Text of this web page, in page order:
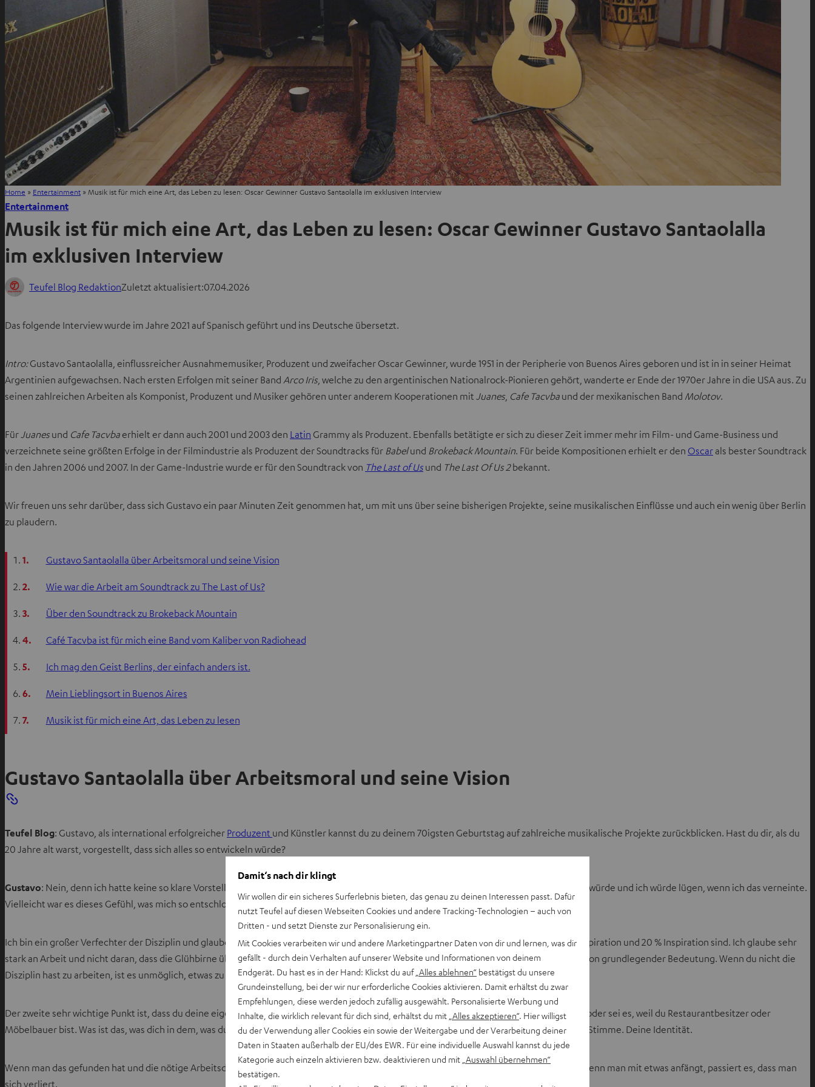
Home » Entertainment »Musik ist für mich eine Art, das Leben zu lesen: Oscar Gewinner Gustavo Santaolalla im exklusiven Interview
Entertainment
Musik ist für mich eine Art, das Leben zu lesen: Oscar Gewinner Gustavo Santaolalla
im exklusiven Interview
Teufel Blog RedaktionZuletzt aktualisiert:07.04.2026
Das folgende Interview wurde im Jahre 2021 auf Spanisch geführt und ins Deutsche übersetzt.
Intro:Gustavo Santaolalla, einflussreicher Ausnahmemusiker, Produzent und zweifacher Oscar Gewinner, wurde 1951 in der Peripherie von Buenos Aires geboren und ist in in seiner Heimat
Argentinien aufgewachsen. Nach ersten Erfolgen mit seiner Band Arco Iris , welche zu den argentinischen Nationalrock-Pionieren gehört, wanderte er Ende der 1970er Jahre in die USA aus. Zu
seinen zahlreichen Arbeiten als Komponist, Produzent und Musiker gehören unter anderem Kooperationen mit Juanes Cafe Tacvba und der mexikanischen Band Molotov.
FürJuanes und Cafe Tacvba erhielt er dann auch 2001 und 2003 den Latin Grammy als Produzent. Ebenfalls betätigte er sich zu dieser Zeit immer mehr im Film- und Game-Business und
verzeichnete seine größten Erfolge in der Filmindustrie als Produzent der Soundtracks für Babelund Brokeback Mountain. Für beide Kompositionen erhielt er den Oscarals bester Soundtrack
in den Jahren 2006 und 2007. In der Game-Industrie wurde er für den Soundtrack von The Last of Us und The Last Of Us 2bekannt.
Wir freuen uns sehr darüber, dass sich Gustavo ein paar Minuten Zeit genommen hat, um mit uns über seine bisherigen Projekte, seine musikalischen Einflüsse und auch ein wenig über Berlin
zu plaudern.
1. Gustavo Santaolalla über Arbeitsmoral und seine Vision
2. Wie war die Arbeit am Soundtrack zu The Last of Us?
3. Über den Soundtrack zu Brokeback Mountain
4. Café Tacvba ist für mich eine Band vom Kaliber von Radiohead
5. Ich mag den Geist Berlins, der einfach anders ist.
6. Mein Lieblingsort in Buenos Aires
7. Musik ist für mich eine Art, das Leben zu lesen
Gustavo Santaolalla über Arbeitsmoral und seine Vision
Teufel Blog: Gustavo, als international erfolgreicher Produzent und Künstler kannst du zu deinem 70igsten Geburtstag auf zahlreiche musikalische Projekte zurückblicken. Hast du dir, als du
20 Jahre alt warst, vorgestellt, dass sich alles so entwickeln würde?
Gustavo: Nein, denn ich hatte keine so klare Vorstellung von der Zukunft, sondern immer das Gefühl, dass ich viele Menschen ansprechen würde und ich würde lügen, wenn ich das verneinte.
Vielleicht war es dieses Gefühl, was mich so entschlossen meine Vision verfolgen ließ.
Ich bin ein großer Verfechter der Disziplin und glaube fest an eine Arbeitsethik. Ich gehöre zu den Menschen, die sagen, dass es 80 % Transpiration und 20 % Inspiration sind. Ich glaube sehr
stark an Arbeit und nicht daran, dass die Glühbirne über dem Kopf anspringt, während man in einem Sessel sitzt und darauf wartet. Das ist von grundlegender Bedeutung. Wenn du nicht die
Disziplin hast zu arbeiten, ist es unmöglich, etwas zu tun.
Der zweite sehr wichtige Punkt ist, dass du deine eigene Stimme findest. Wer willst du sein? Was ist in dem, was du tust, sei es Musik, Tanz, oder sei es, weil du Restaurantbesitzer oder
Möbelbauer bist. Was ist das, was dich in dem, was du tust, identifiziert und was anders ist als das, was andere bereits machen? Finde deine Stimme. Deine Identität.
Wenn man das gefunden hat und die nötige Arbeitsdisziplin besitzt, muss man drittens konsequent an dieser Vision festhalten. Denn oft, wenn man mit etwas anfängt, passiert es, dass man
sich verliert.
Damit‘s nach dir klingt
Wir wollen dir ein sicheres Surferlebnis bieten, das genau zu deinen Interessen passt. Dafür
nutzt Teufel auf diesen Webseiten Cookies und andere Tracking-Technologien – auch von
Dritten - und setzt Dienste zur Personalisierung ein.
Mit Cookies verarbeiten wir und andere Marketingpartner Daten von dir und lernen, was dir
gefällt - durch dein Verhalten auf unserer Website und Informationen von deinem
Endgerät. Du hast es in der Hand: Klickst du auf „Alles ablehnen“ bestätigst du unsere
Grundeinstellung, bei der wir nur erforderliche Cookies aktivieren. Damit erhältst du zwar
Empfehlungen, diese werden jedoch zufällig ausgewählt. Personalisierte Werbung und
Inhalte, die wirklich relevant für dich sind, erhältst du mit „Alles akzeptieren“. Hier willigst
du der Verwendung aller Cookies ein sowie der Weitergabe und der Verarbeitung deiner
Daten in Staaten außerhalb der EU/des EWR. Für eine individuelle Auswahl kannst du jede
Kategorie auch einzeln aktivieren bzw. deaktivieren und mit „Auswahl übernehmen“
bestätigen.